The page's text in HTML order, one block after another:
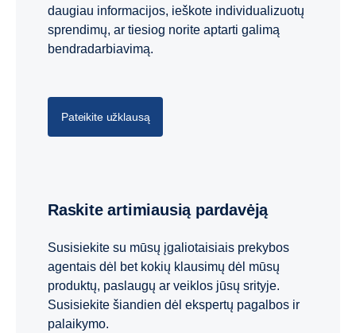
daugiau informacijos, ieškote individualizuotų
sprendimų, ar tiesiog norite aptarti galimą
bendradarbiavimą.
Pateikite užklausą
Raskite artimiausią pardavėją
Susisiekite su mūsų įgaliotaisiais prekybos
agentais dėl bet kokių klausimų dėl mūsų
produktų, paslaugų ar veiklos jūsų srityje.
Susisiekite šiandien dėl ekspertų pagalbos ir
palaikymo.